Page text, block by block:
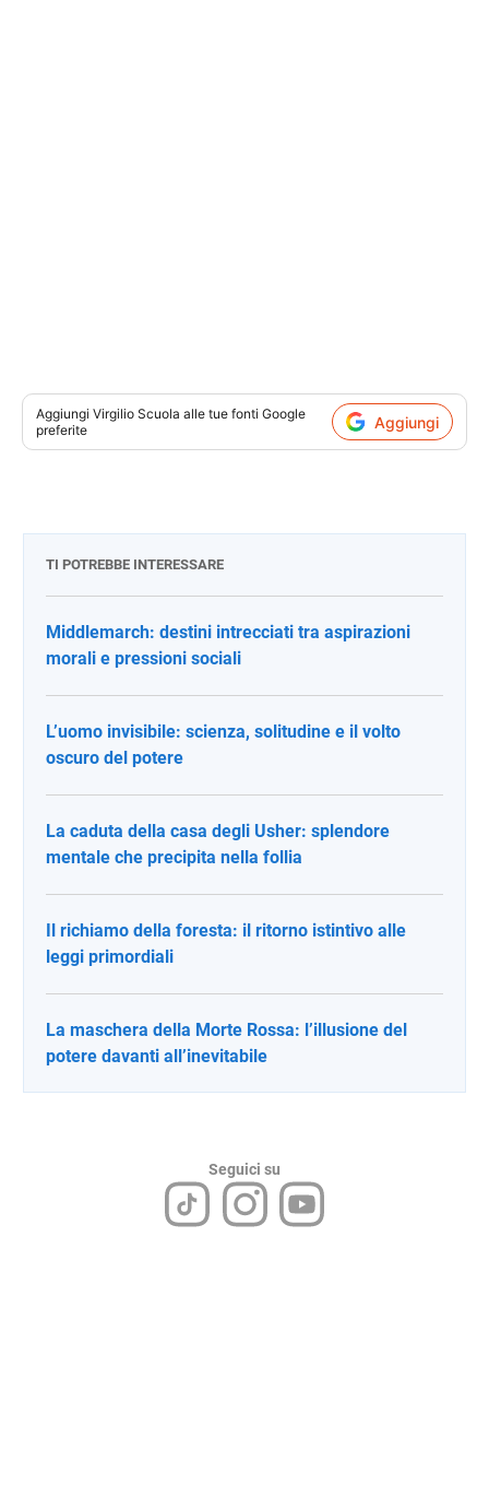
Aggiungi Virgilio Scuola alle tue fonti Google
preferite
Aggiungi
TI POTREBBE INTERESSARE
Middlemarch: destini intrecciati tra aspirazioni
morali e pressioni sociali
L’uomo invisibile: scienza, solitudine e il volto
oscuro del potere
La caduta della casa degli Usher: splendore
mentale che precipita nella follia
Il richiamo della foresta: il ritorno istintivo alle
leggi primordiali
La maschera della Morte Rossa: l’illusione del
potere davanti all’inevitabile
Seguici su